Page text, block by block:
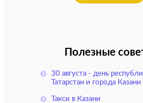
Полезные
30 августа - день
Татарстан и города Казани
Такси в Казани